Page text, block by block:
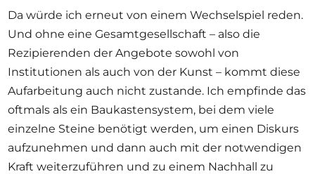
Da würde ich erneut von einem Wechselspiel reden.
Und ohne eine Gesamtgesellschaft – also die
Rezipierenden der Angebote sowohl von
Institutionen als auch von der Kunst – kommt diese
Aufarbeitung auch nicht zustande. Ich empfinde das
oftmals als ein Baukastensystem, bei dem viele
einzelne Steine benötigt werden, um einen Diskurs
aufzunehmen und dann auch mit der notwendigen
Kraft weiterzuführen und zu einem Nachhall zu